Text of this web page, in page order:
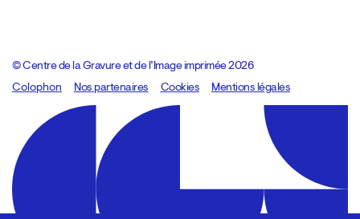
© Centre de la Gravure et de l’Image imprimée 2026
Colophon
Design:Marcel Kaczmarek, code:8080.studio
Nos partenaires Cookies Mentions légales